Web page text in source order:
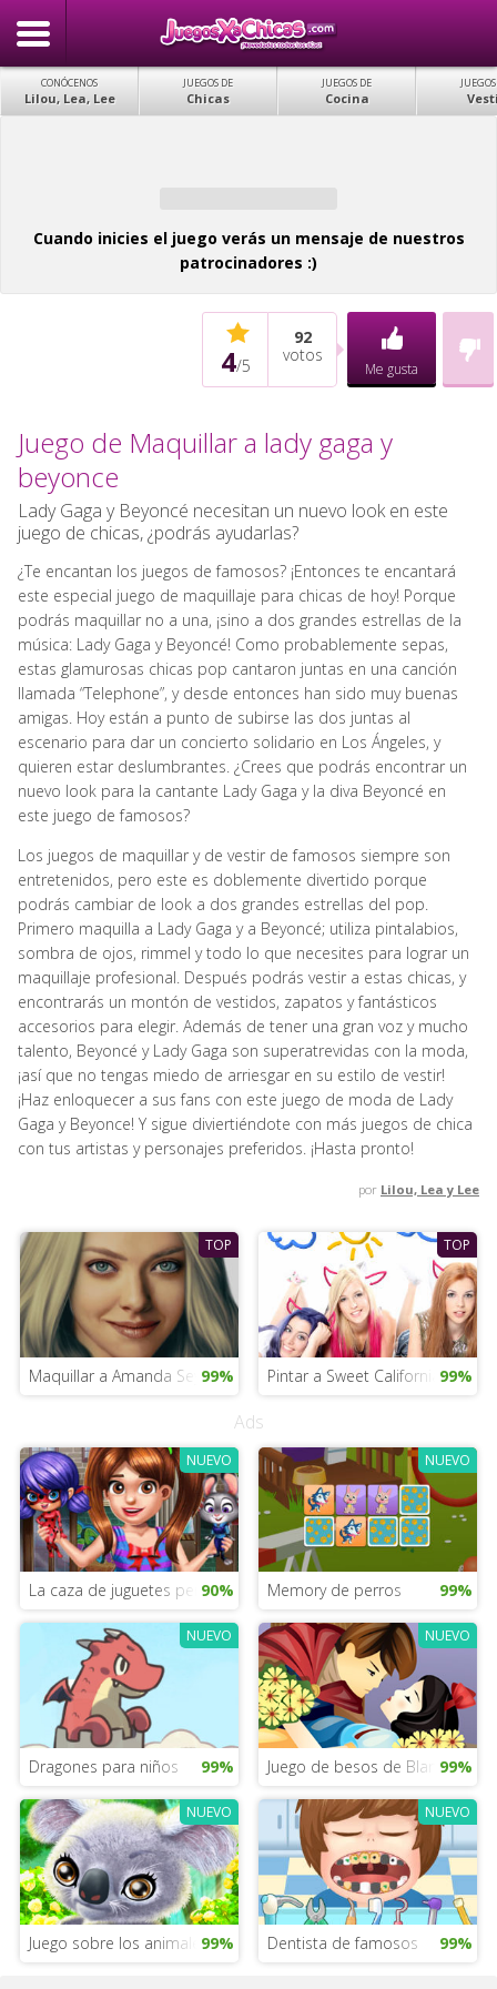
CONÓCENOS
Lilou, Lea, Lee
JUEGOS DE
Chicas
JUEGOS DE
Cocina
Cuando inicies el juego verás un mensaje de nuestros
patrocinadores :)
4/5
92
votos
Me gusta
Juego de Maquillar a lady gaga y
beyonce
Lady Gaga y Beyoncé necesitan un nuevo look en este
juego de chicas, ¿podrás ayudarlas?
¿Te encantan los juegos de famosos? ¡Entonces te encantará
este especial juego de maquillaje para chicas de hoy! Porque
podrás maquillar no a una, ¡sino a dos grandes estrellas de la
música: Lady Gaga y Beyoncé! Como probablemente sepas,
estas glamurosas chicas pop cantaron juntas en una canción
llamada “Telephone”, y desde entonces han sido muy buenas
amigas. Hoy están a punto de subirse las dos juntas al
escenario para dar un concierto solidario en Los Ángeles, y
quieren estar deslumbrantes. ¿Crees que podrás encontrar un
nuevo look para la cantante Lady Gaga y la diva Beyoncé en
este juego de famosos?
Los juegos de maquillar y de vestir de famosos siempre son
entretenidos, pero este es doblemente divertido porque
podrás cambiar de look a dos grandes estrellas del pop.
Primero maquilla a Lady Gaga y a Beyoncé; utiliza pintalabios,
sombra de ojos, rimmel y todo lo que necesites para lograr un
maquillaje profesional. Después podrás vestir a estas chicas, y
encontrarás un montón de vestidos, zapatos y fantásticos
accesorios para elegir. Además de tener una gran voz y mucho
talento, Beyoncé y Lady Gaga son superatrevidas con la moda,
¡así que no tengas miedo de arriesgar en su estilo de vestir!
¡Haz enloquecer a sus fans con este juego de moda de Lady
Gaga y Beyonce! Y sigue diviertiéndote con más juegos de chica
con tus artistas y personajes preferidos. ¡Hasta pronto!
por Lilou, Lea y Lee
TOP
Maquillar a Amanda Seyfried
99%
TOP
Pintar a Sweet California 99%
Ads
NUEVO
La caza de juguetes perdidos de la princesa
90%
NUEVO
Memory de perros 99%
NUEVO
Dragones para niños 99%
NUEVO
Juego de besos de Blancanieves
99%
NUEVO
Juego sobre los animales del Rey León
99%
NUEVO
Dentista de famosos 99%